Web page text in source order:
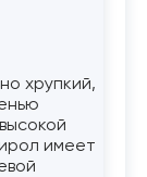
хрупкий,
имеет